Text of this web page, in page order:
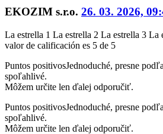
EKOZIM s.r.o. 26. 03. 2026,
La estrella 1 La estrella 2 La estrella 3 La
valor de calificación es 5 de 5
Puntos positivosJednoduché, presne
spoľahlivé.
Môžem určite len ďalej odporučiť.
Puntos positivosJednoduché, presne
spoľahlivé.
Môžem určite len ďalej odporučiť.